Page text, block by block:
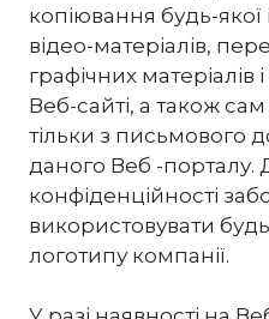
копіювання будь-якої
відео-матеріалів,
графічних матеріалів
Веб-сайті, а також
тільки з письмового
даного Веб -порталу.
конфіденційності
використовувати
логотипу компанії.